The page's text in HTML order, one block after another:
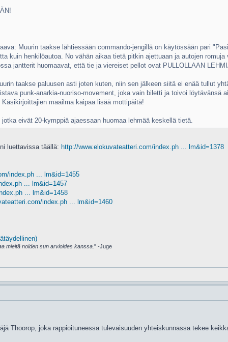
Muurin taakse lähtiessään commando-jengillä on käytössään pari
kuin henkilöautoa. No vähän aikaa tietä pitkin ajettuaan ja autojen
jantterit huomaavat, että tie ja viereiset pellot ovat PULLOLLAAN
taakse paluusen asti joten kuten, niin sen jälkeen siitä ei enää tullut
punk-anarkia-nuoriso-movement, joka vain biletti ja toivoi
maailma kaipaa lisää mottipäitä!
eivät 20-kymppiä ajaessaan huomaa lehmää keskellä tietä.
luettavissa täällä: http://www.elokuvateatteri.com/index.ph ... lm&id=1378
index.ph ... lm&id=1455
... lm&id=1457
... lm&id=1458
index.ph ... lm&id=1460
mieltä noiden sun arvioides kanssa. " -Juge
Thoorop, joka rappioituneessa tulevaisuuden yhteiskunnassa tekee